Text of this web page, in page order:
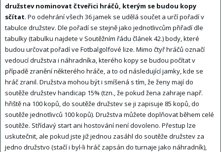
družstev nominovat čtveřici hráčů, kterým se budou kopy
sčítat. Po odehrání všech 36 jamek se udělá součet a určí pořadí v
tabulce družstev. Dle pořadí se stejně jako jednotlivcům přiřadí dle
tabulky (tabulku najdete v Soutěžním řádu článek 42.) body, které
budou určovat pořadí ve Fotbalgolfové lize. Mimo čtyř hráčů označí
vedoucí družstva i náhradníka, kterého kopy se budou počítat v
případě zranění některého hráče, a to od následující jamky, kde se
hráč zranil. Družstva mohou být i smíšená s tím, že ženy mají do
soutěže družstev handicap 15% (tzn., že pokud žena zahraje např.
hřiště na 100 kopů, do soutěže družstev se ji zapisuje 85 kopů, do
soutěže jednotlivců 100 kopů). Družstva můžete doplňovat během celé
soutěže. Střídavý start ani hostování není dovoleno. Přestup lze
uskutečnit, ale pokud jste již jednou zasáhl do soutěže družstev za
jedno družstvo (stačí i byl-li hráč zapsán do turnaje jako náhradník),